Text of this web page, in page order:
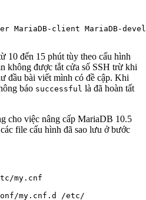
MariaDB-client MariaDB-
10 đến 15 phút tùy theo cấu hình
không được tắt cửa số SSH trừ khi
đầu bài viết mình có đề cập. Khi
báo successful là đã hoàn tất
cho việc nâng cấp MariaDB 10.5
file cấu hình đã sao lưu ở bước
my.cnf
my.cnf.d /etc/